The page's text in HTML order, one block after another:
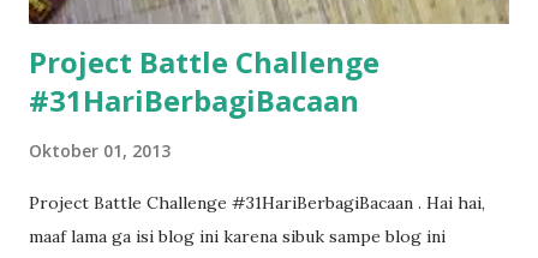
Project Battle Challenge
#31HariBerbagiBacaan
Oktober 01, 2013
Project Battle Challenge #31HariBerbagiBacaan . Hai hai,
maaf lama ga isi blog ini karena sibuk sampe blog ini